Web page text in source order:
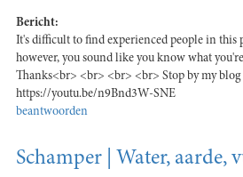
Bericht:
It's difficult to find experienced people in
however, you sound like you know what
Thanks<br> <br> <br> <br> Stop by my blog
https://youtu.be/n9Bnd3W-SNE
beantwoorden
Schamper | Water, aarde,